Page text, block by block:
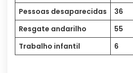
Pessoas desaparecidas
36
Resgate andarilho
55
Trabalho infantil
6